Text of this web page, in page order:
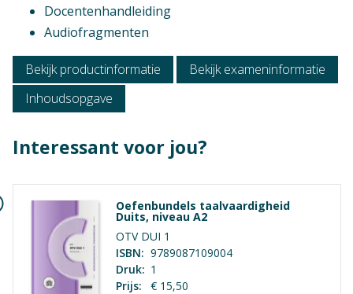
Niveau
Context
Mbo: Ondernemer horeca bakkerij
Vak
Duits
Geen hoofdstukken aanwezig
Docentenhandleiding
Audiofragmenten
Bekijk productinformatie
Bekijk exameninformatie
Inhoudsopgave
Interessant voor jou?
Oefenbundels taalvaardigheid
Duits, niveau A2
OTV DUI 1
ISBN: 9789087109004
Druk: 1
Prijs:
€ 15,50